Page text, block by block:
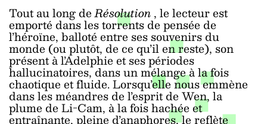
Tout au long deRésolution, le lecteur est
emporté dans les torrents de pensée de
l’héroïne, balloté entre ses souvenirs du
monde (ou plutôt, de ce qu’il en reste), son
présent à l’Adelphie et ses périodes
hallucinatoires, dans un mélange à la fois
chaotique et fluide. Lorsqu’elle nous emmène
dans les méandres de l’esprit de Wen, la
plume de Li-Cam, à la fois hachée et
entraînante, pleine d’anaphores, le reflète